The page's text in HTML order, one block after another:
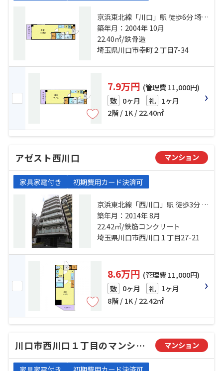
京浜東北線「川口」駅 徒歩6分 埼玉
高速鉄道「川口元郷」駅 徒歩18分
京浜東北線「西川口」駅 徒歩24分
築年月：2004年 10月
22.40㎡/鉄骨造
埼玉県川口市幸町２丁目7-34
7.9万円 (管理費 11,000円)
敷 0ヶ月 礼 1ヶ月
2階 / 1K / 22.40㎡
アゼスト西川口 マンション
家具家電付き 初期費用カード決済可
京浜東北線「西川口」駅 徒歩3分 京
浜東北線「蕨」駅 徒歩25分 京浜東
北線「川口」駅 徒歩26分
築年月：2014年 8月
22.42㎡/鉄筋コンクリート
埼玉県川口市西川口１丁目27-21
8.6万円 (管理費 11,000円)
敷 0ヶ月 礼 1ヶ月
8階 / 1K / 22.42㎡
川口市西川口１丁目のマンション マンション